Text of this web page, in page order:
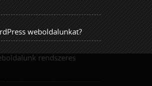
weboldalunkat?
rendszeres